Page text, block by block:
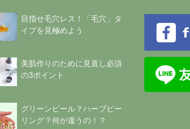
目指せ毛穴レス！「毛穴」タ
イプを見極めよう
美肌作りのために見直し必須
の3ポイント
グリーンピール？ハーブピー
リング？何が違うの！？